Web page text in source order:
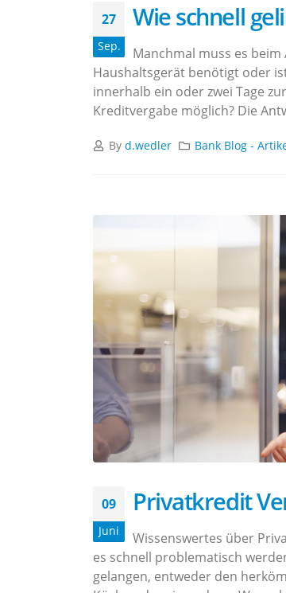
27
Sep.
Wie schnell
Manchmal muss es
Haushaltsgerät benötigt oder
innerhalb ein oder zwei Tage
Kreditvergabe möglich? Die
Byd.wedler Bank Blog -
09
Juni
Privatkredit
Wissenswertes über
es schnell problematisch
gelangen, entweder den